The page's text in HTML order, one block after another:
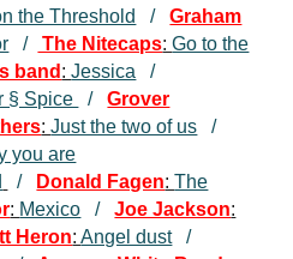
the Threshold /
Graham
/ The Nitecaps:Go to the
band :Jessica /
§ Spice /Grover
:Just the two of us /
you are
/ Donald Fagen:The
: Mexico /Joe Jackson:
Heron:Angel dust/